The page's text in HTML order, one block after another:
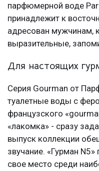
парфюмерной воде
принадлежит к
адресован мужчинам,
выразительные,
Для настоящих
Серия Gourman от
туалетные воды с
французского
«лакомка» - сразу
выпуск коллекции
звучание. «Гурман
свое место среди